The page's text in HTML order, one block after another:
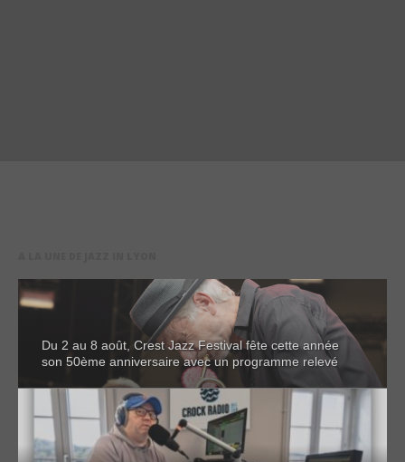
Du 2 au 8 août, Crest Jazz Festival fête cette année
son 50ème anniversaire avec un programme relevé